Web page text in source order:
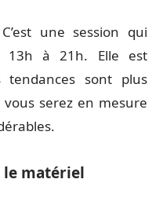
C’est une session qui
13h à 21h. Elle est
sont plus
vous serez en mesure
le matériel